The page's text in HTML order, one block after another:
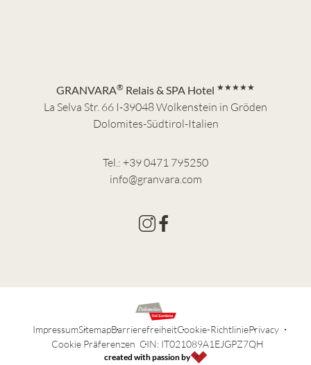
GRANVARA® Relais & SPA Hotel ★★★★★
La Selva Str. 66 I-39048 Wolkenstein in Gröden
Dolomites-Südtirol-Italien
Tel.: +39 0471 795250
info@granvara.com
ImpressumSitemapBarrierefreiheitCookie-RichtliniePrivacy
Cookie Präferenzen CIN: IT021089A1EJGPZ7QH
created with passion by